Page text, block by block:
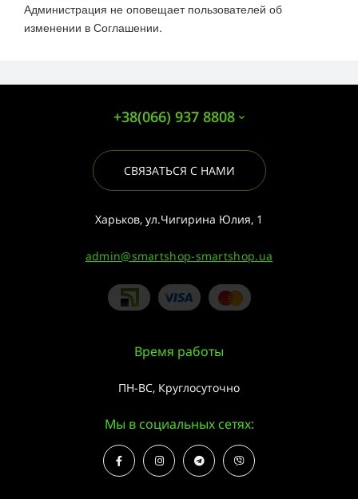
Администрация не оповещает пользователей об
изменении в Соглашении.
+38(066) 937 8808
СВЯЗАТЬСЯ С НАМИ
Харьков, ул.Чигирина Юлия, 1
admin@smartshop-smartshop.ua
Время работы
ПН-ВС, Круглосуточно
Мы в социальных сетях: